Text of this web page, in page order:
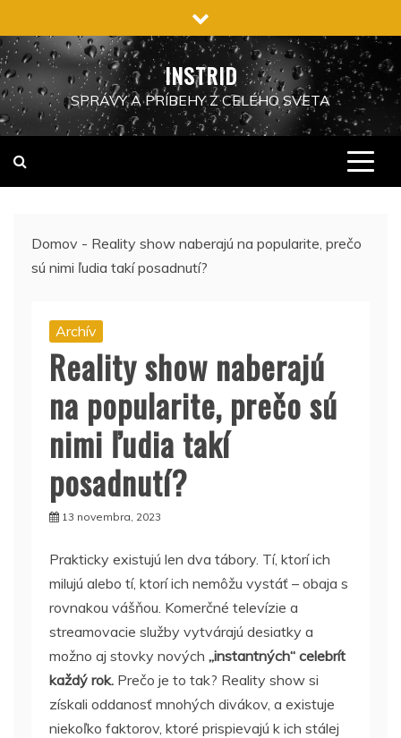
na
obsah
INSTRID
SPRÁVY A PRÍBEHY Z CELÉHO SVETA
Domov - Reality show naberajú na popularite, prečo
sú nimi ľudia takí posadnutí?
Archív
Reality show naberajú
na popularite, prečo sú
nimi ľudia takí
posadnutí?
13 novembra, 2023
Prakticky existujú len dva tábory. Tí, ktorí ich
milujú alebo tí, ktorí ich nemôžu vystáť – obaja s
rovnakou vášňou. Komerčné televízie a
streamovacie služby vytvárajú desiatky a
možno aj stovky nových „instantných“ celebrít
každý rok. Prečo je to tak? Reality show si
získali oddanosť mnohých divákov, a existuje
niekoľko faktorov, ktoré prispievajú k ich stálej